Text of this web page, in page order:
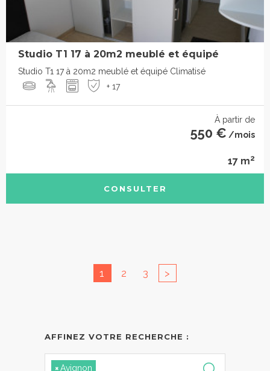
Studio T1 17 à 20m2 meublé et équipé
Studio T1 17 à 20m2 meublé et équipé Climatisé
+ 17
À partir de
550 € /mois
17 m2
CONSULTER
1 2 3 >
AFFINEZ VOTRE RECHERCHE :
×Avignon